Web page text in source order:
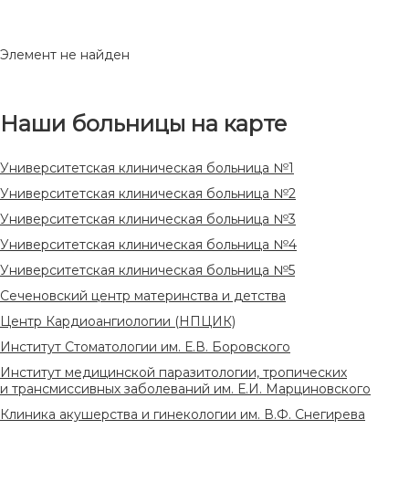
Элемент не найден
Наши больницы на карте
Университетская клиническая больница №1
Университетская клиническая больница №2
Университетская клиническая больница №3
Университетская клиническая больница №4
Университетская клиническая больница №5
Сеченовский центр материнства и детства
Центр Кардиоангиологии (НПЦИК)
Институт Стоматологии им. Е.В. Боровского
Институт медицинской паразитологии, тропических
и трансмиссивных заболеваний им. Е.И. Марциновского
Клиника акушерства и гинекологии им. В.Ф. Снегирева